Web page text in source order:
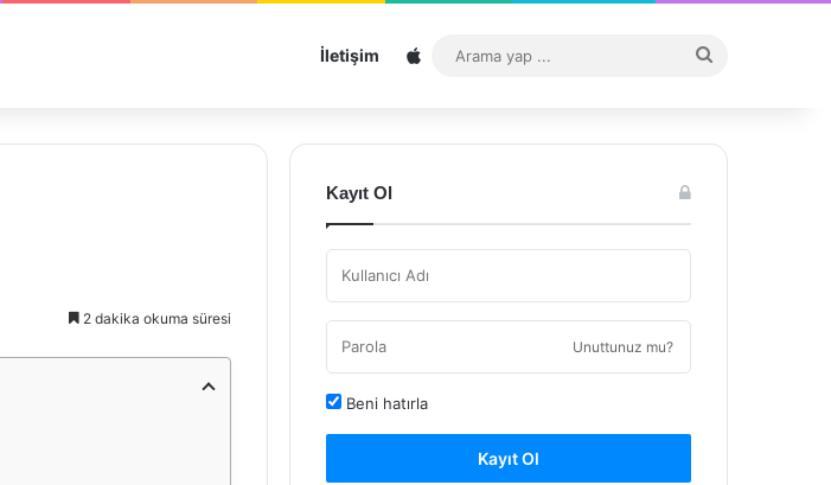
İletişim Sitemap
...
2 dakika okuma süresi
Kayıt Ol
Unuttunuz mu?
Beni hatırla
Kayıt Ol